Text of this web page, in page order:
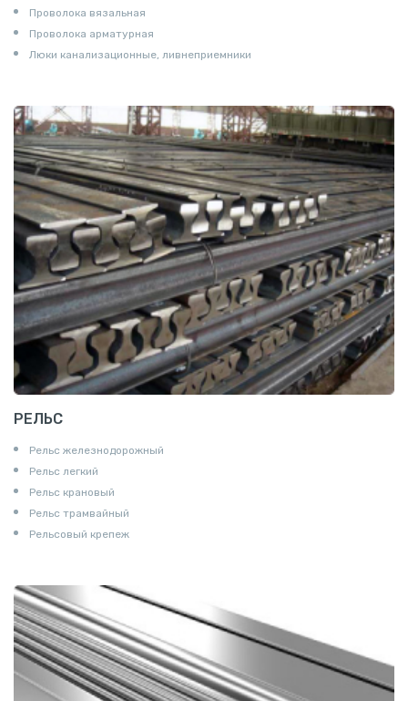
Проволока вязальная
Проволока арматурная
Люки канализационные, ливнеприемники
РЕЛЬС
Рельс железнодорожный
Рельс легкий
Рельс крановый
Рельс трамвайный
Рельсовый крепеж